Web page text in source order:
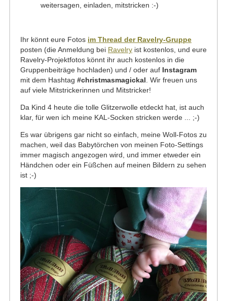
weitersagen, einladen, mitstricken :-)
Ihr könnt eure Fotos im Thread der Ravelry-Gruppe
posten (die Anmeldung bei Ravelry ist kostenlos, und eure
Ravelry-Projektfotos könnt ihr auch kostenlos in die
Gruppenbeiträge hochladen) und / oder auf Instagram
mit dem Hashtag #christmasmagickal . Wir freuen uns
auf viele Mitstrickerinnen und Mitstricker!
Da Kind 4 heute die tolle Glitzerwolle etdeckt hat, ist auch
klar, für wen ich meine KAL-Socken stricken werde ... ;-)
Es war übrigens gar nicht so einfach, meine Woll-Fotos zu
machen, weil das Babytörchen von meinen Foto-Settings
immer magisch angezogen wird, und immer etweder ein
Händchen oder ein Füßchen auf meinen Bildern zu sehen
ist ;-)